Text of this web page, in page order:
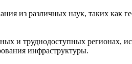
из различных наук, таких
и труднодоступных регионах,
инфраструктуры.